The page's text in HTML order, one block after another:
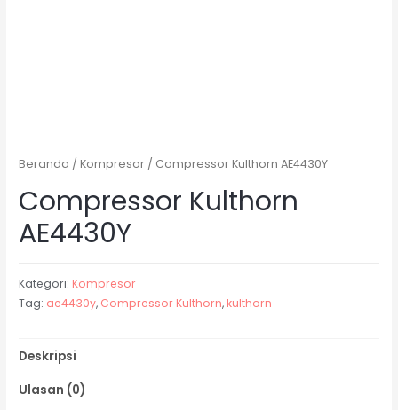
Beranda /Kompresor / Compressor Kulthorn AE4430Y
Compressor Kulthorn
AE4430Y
Kategori: Kompresor
Tag: ae4430y, Compressor Kulthorn, kulthorn
Deskripsi
Ulasan (0)